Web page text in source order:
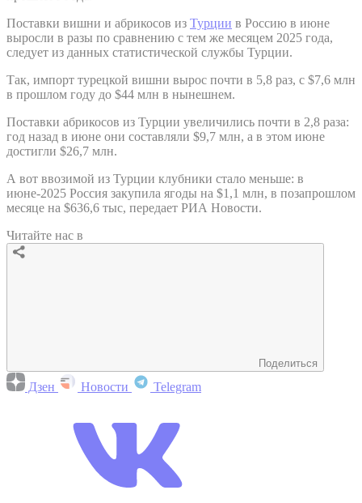
Поставки вишни и абрикосов из Турции в Россию в июне
выросли в разы по сравнению с тем же месяцем 2025 года,
следует из данных статистической службы Турции.
Так, импорт турецкой вишни вырос почти в 5,8 раз, с $7,6 млн
в прошлом году до $44 млн в нынешнем.
Поставки абрикосов из Турции увеличились почти в 2,8 раза:
год назад в июне они составляли $9,7 млн, а в этом июне
достигли $26,7 млн.
А вот ввозимой из Турции клубники стало меньше: в
июне-2025 Россия закупила ягоды на $1,1 млн, в позапрошлом
месяце на $636,6 тыс, передает РИА Новости.
Читайте нас в
Поделиться
Дзен Новости Telegram